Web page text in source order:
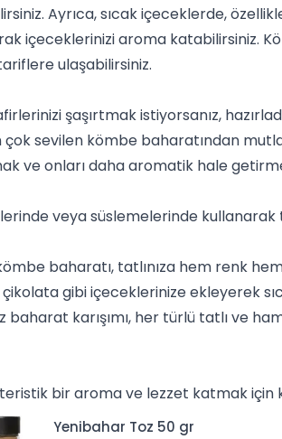
Ayrıca, sıcak içeceklerde,
içeceklerinizi aroma katabilirsiniz.
ulaşabilirsiniz.
şaşırtmak istiyorsanız,
çok sevilen kömbe baharatından
ve onları daha aromatik hale
veya süslemelerinde kullanarak
baharatı, tatlınıza hem renk hem
çikolata gibi içeceklerinize ekleyerek
baharat karışımı, her türlü tatlı ve
bir aroma ve lezzet katmak için
Yenibahar Toz 50 gr